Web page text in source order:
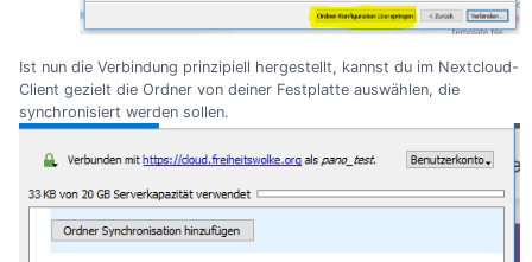
Ist nun die Verbindung prinzipiell hergestellt, kannst du im Nextcloud-
Client gezielt die Ordner von deiner Festplatte auswählen, die
synchronisiert werden sollen.